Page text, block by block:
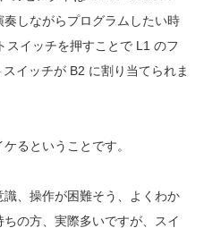
しながらプログラムしたい時
スイッチを押すことで L1 のフ
イッチが B2 に割り当てられま
るということです。
、操作が困難そう、よくわか
の方、実際多いですが、スイ